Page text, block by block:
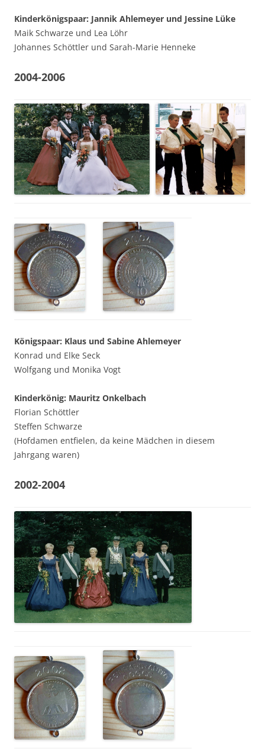
Kinderkönigspaar: Jannik Ahlemeyer und Jessine Lüke
Maik Schwarze und Lea Löhr
Johannes Schöttler und Sarah-Marie Henneke
2004-2006
Königspaar: Klaus und Sabine Ahlemeyer
Konrad und Elke Seck
Wolfgang und Monika Vogt
Kinderkönig: Mauritz Onkelbach
Florian Schöttler
Steffen Schwarze
(Hofdamen entfielen, da keine Mädchen in diesem
Jahrgang waren)
2002-2004